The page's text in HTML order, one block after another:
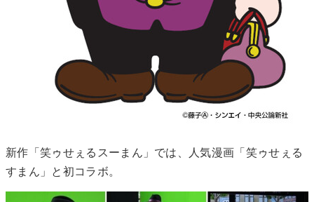
新作「笑ゥせぇるスーまん」では、人気漫画「笑ゥせぇる
すまん」と初コラボ。